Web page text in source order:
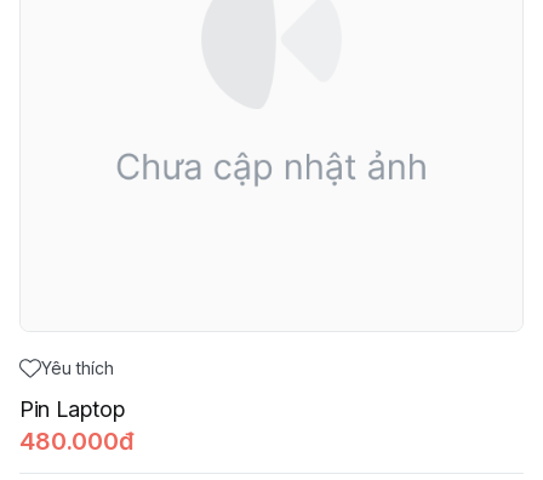
Yêu thích
Pin Laptop
480.000đ